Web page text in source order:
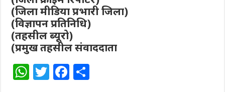
(जिला मीडिया प्रभारी जिला)
(विज्ञापन प्रतिनिधि)
(तहसील ब्यूरो)
(प्रमुख तहसील संवाददाता
W T F